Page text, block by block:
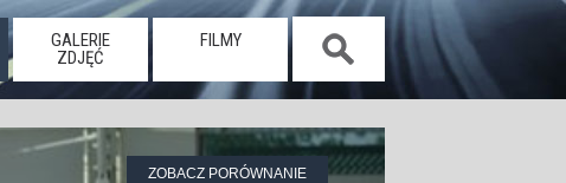
GALERIE
ZDJĘĆ
FILMY
ZOBACZ PORÓWNANIE